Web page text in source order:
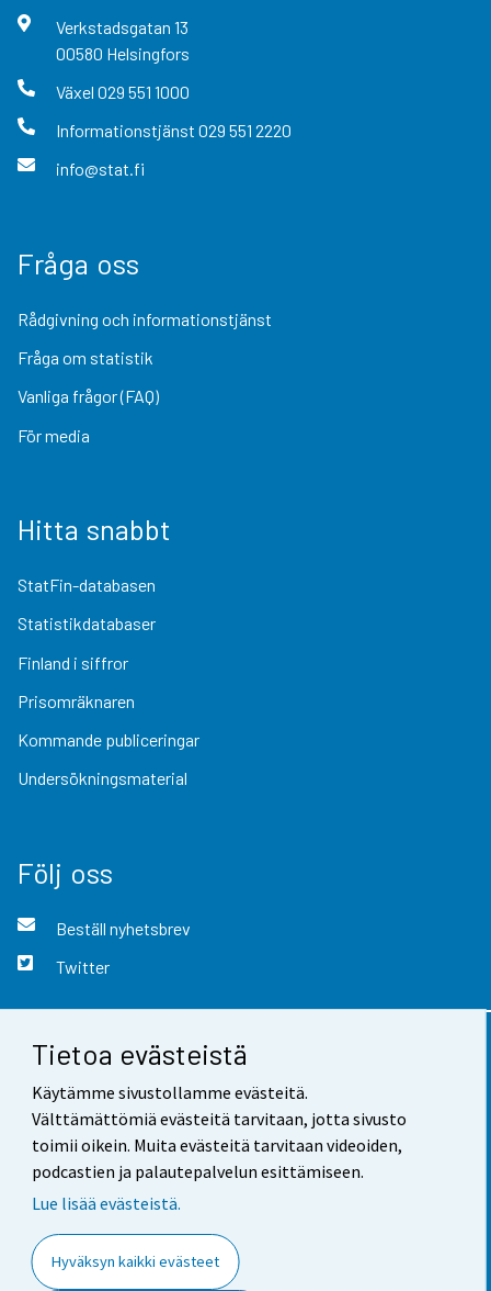
Tietoa evästeistä
Käytämme sivustollamme evästeitä.
Välttämättömiä evästeitä tarvitaan, jotta sivusto
toimii oikein. Muita evästeitä tarvitaan videoiden,
podcastien ja palautepalvelun esittämiseen.
Lue lisää evästeistä.
Hyväksyn kaikki evästeet
Verkstadsgatan 13
00580 Helsingfors
Växel 029 551 1000
Informationstjänst 029 551 2220
info@stat.fi
Fråga oss
Rådgivning och informationstjänst
Fråga om statistik
Vanliga frågor (FAQ)
För media
Hitta snabbt
StatFin-databasen
Statistikdatabaser
Finland i siffror
Prisomräknaren
Kommande publiceringar
Undersökningsmaterial
Följ oss
Beställ nyhetsbrev
Twitter
Kontaktinformation
Respons
Användarvillkor
Tillgänglighet
Information om webbplatsen